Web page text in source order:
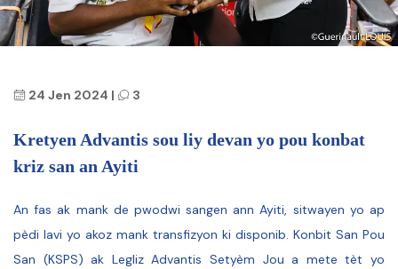
24 Jen 2024 | 3
Kretyen Advantis sou liy devan yo pou konbat
kriz san an Ayiti
An fas ak mank de pwodwi sangen ann Ayiti, sitwayen yo ap
pèdi lavi yo akoz mank transfizyon ki disponib. Konbit San Pou
San (KSPS) ak Legliz Advantis Setyèm Jou a mete tèt yo